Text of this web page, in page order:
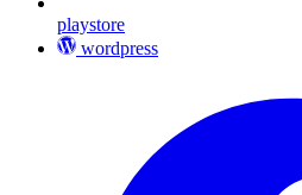
playstore
wordpress